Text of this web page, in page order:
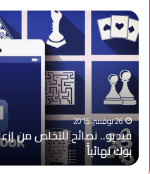
فيديو..
نصائح
للتخلص
من
إزعاج
تنبيهات
الألعاب
على
فيس
بوك
نهائياًَ
26 نوفمبر، 2015
فيديو.. نصائح للتخلص من
بوك نهائياًَ